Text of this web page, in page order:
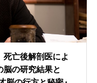
亡後解剖医によ
脳の研究結果と